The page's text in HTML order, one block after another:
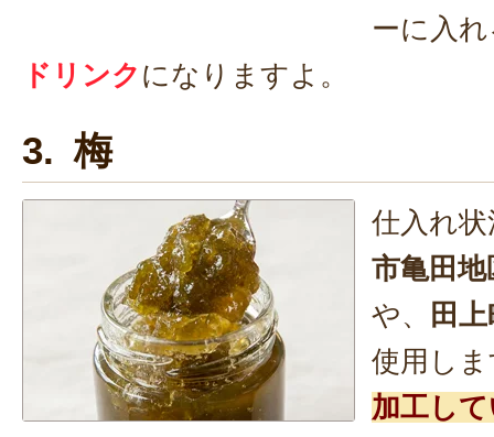
ーに入
ドリンク になりますよ。
3. 梅
仕入れ
市亀田
や、
田
使用し
加工し